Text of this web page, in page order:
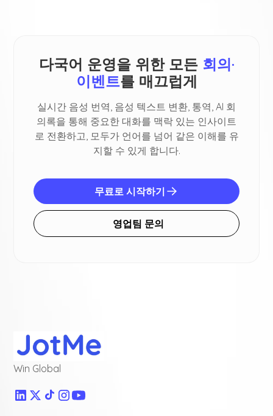
다국어 운영을 위한 모든 회의·
이벤트를 매끄럽게
실시간 음성 번역, 음성 텍스트 변환, 통역, AI 회
의록을 통해 중요한 대화를 맥락 있는 인사이트
로 전환하고, 모두가 언어를 넘어 같은 이해를 유
지할 수 있게 합니다.
무료로 시작하기
영업팀 문의
Win Global